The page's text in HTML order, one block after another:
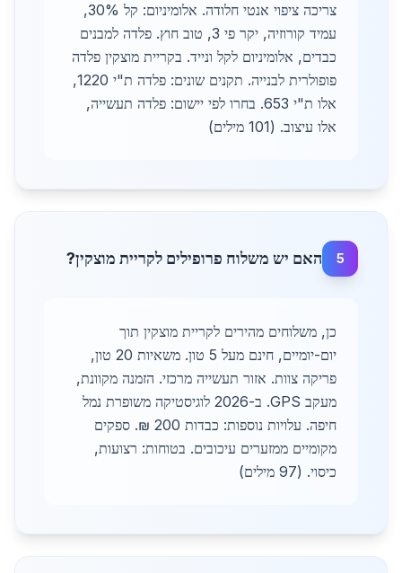
צריכה ציפוי אנטי חלודה. אלומיניום: קל 30%,
עמיד קורוזיה, יקר פי 3, טוב חוץ. פלדה למבנים
כבדים, אלומיניום לקל ונייד. בקריית מוצקין פלדה
פופולרית לבנייה. תקנים שונים: פלדה ת"י 1220,
אלו ת"י 653. בחרו לפי יישום: פלדה תעשייה,
אלו עיצוב. (101 מילים)
5 האם יש משלוח פרופילים לקריית מוצקין?
כן, משלוחים מהירים לקריית מוצקין תוך
יום-יומיים, חינם מעל 5 טון. משאיות 20 טון,
פריקה צוות. אזור תעשייה מרכזי. הזמנה מקוונת,
מעקב GPS. ב-2026 לוגיסטיקה משופרת נמל
חיפה. עלויות נוספות: כבדות 200 ₪. ספקים
מקומיים ממזערים עיכובים. בטוחות: רצועות,
כיסוי. (97 מילים)